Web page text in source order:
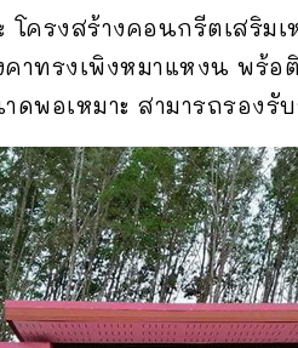
ครงสร้างคอนกรีตเสริม
ทรงเพิงหมาแหงน พร้อ
พอเหมาะ สามารถรอง